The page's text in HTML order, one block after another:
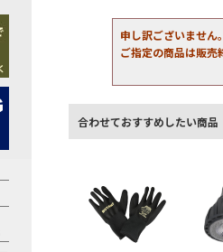
申し訳ございません。
ご指定の商品は販売
合わせておすすめしたい商品